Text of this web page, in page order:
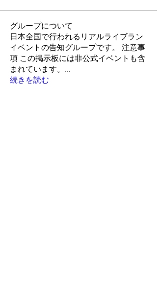
グループについて
日本全国で行われるリアルライブラン
イベントの告知グループです。 注意事
項 この掲示板には非公式イベントも含
まれています。 ...
続きを読む